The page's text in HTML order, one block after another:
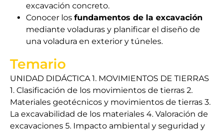
excavación concreto.
Conocer los fundamentos de la excavación
mediante voladuras y planificar el diseño de
una voladura en exterior y túneles.
Temario
UNIDAD DIDÁCTICA 1. MOVIMIENTOS DE TIERRAS
1. Clasificación de los movimientos de tierras 2.
Materiales geotécnicos y movimientos de tierras 3.
La excavabilidad de los materiales 4. Valoración de
excavaciones 5. Impacto ambiental y seguridad y